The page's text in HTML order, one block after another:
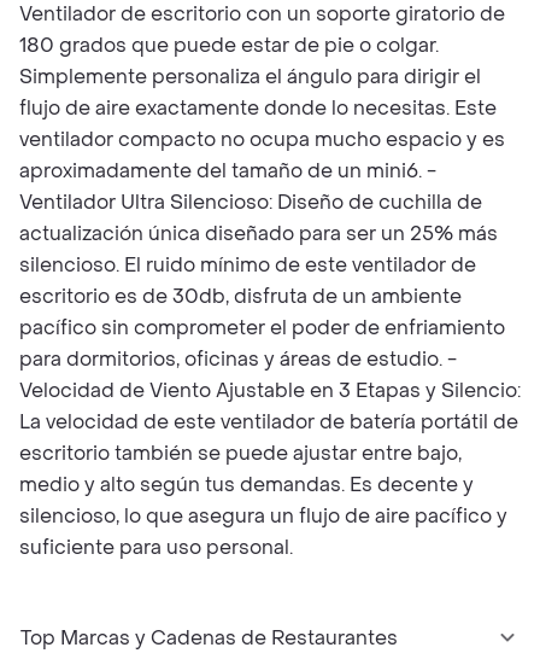
Ventilador de escritorio con un soporte giratorio de
180 grados que puede estar de pie o colgar.
Simplemente personaliza el ángulo para dirigir el
flujo de aire exactamente donde lo necesitas. Este
ventilador compacto no ocupa mucho espacio y es
aproximadamente del tamaño de un mini6. -
Ventilador Ultra Silencioso: Diseño de cuchilla de
actualización única diseñado para ser un 25% más
silencioso. El ruido mínimo de este ventilador de
escritorio es de 30db, disfruta de un ambiente
pacífico sin comprometer el poder de enfriamiento
para dormitorios, oficinas y áreas de estudio. -
Velocidad de Viento Ajustable en 3 Etapas y Silencio:
La velocidad de este ventilador de batería portátil de
escritorio también se puede ajustar entre bajo,
medio y alto según tus demandas. Es decente y
silencioso, lo que asegura un flujo de aire pacífico y
suficiente para uso personal.
Top Marcas y Cadenas de Restaurantes